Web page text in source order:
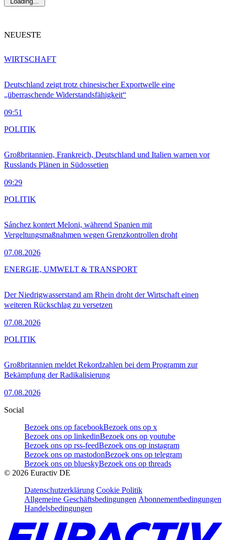
NEUESTE
Deutschland zeigt trotz chinesischer Exportwelle eine
„überraschende Widerstandsfähigkeit“
09:51
WIRTSCHAFT
Großbritannien, Frankreich, Deutschland und Italien warnen vor
Russlands Plänen in Südossetien
09:29
POLITIK
Sánchez kontert Meloni, während Spanien mit
Vergeltungsmaßnahmen wegen Grenzkontrollen droht
07.08.2026
POLITIK
Der Niedrigwasserstand am Rhein droht der Wirtschaft einen
weiteren Rückschlag zu versetzen
07.08.2026
ENERGIE, UMWELT & TRANSPORT
Großbritannien meldet Rekordzahlen bei dem Programm zur
Bekämpfung der Radikalisierung
07.08.2026
POLITIK
Social
Bezoek ons op facebookBezoek ons op x
Bezoek ons op linkedinBezoek ons op youtube
Bezoek ons op rss-feedBezoek ons op instagram
Bezoek ons op mastodonBezoek ons op telegram
Bezoek ons op blueskyBezoek ons op threads
© 2026 Euractiv DE
Datenschutzerklärung Cookie Politik
Allgemeine Geschäftsbedingungen Abonnementbedingungen
Handelsbedingungen